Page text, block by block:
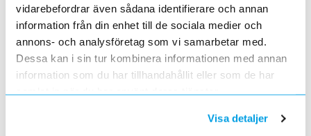
vidarebefordrar även sådana identifierare och annan
information från din enhet till de sociala medier och
annons- och analysföretag som vi samarbetar med.
Dessa kan i sin tur kombinera informationen med annan
information som du har tillhandahållit eller som de har
samlat in när du har använt deras tjänster.
Visa detaljer
En grundläggande certifieringsutbildning för installatörer
Förändrade priser 2022-05-01
2022-03-31
Med anledning av stigande råvarupriser.
Ecovadis ger Elektroskandia högsta betyg inom
Det oberoende analysföretaget Ecovadis har tilldelat